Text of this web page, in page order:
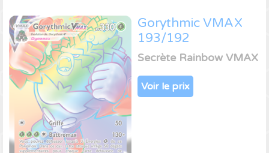
Gorythmic VMAX
193/192
Secrète Rainbow VMAX
Voir le prix